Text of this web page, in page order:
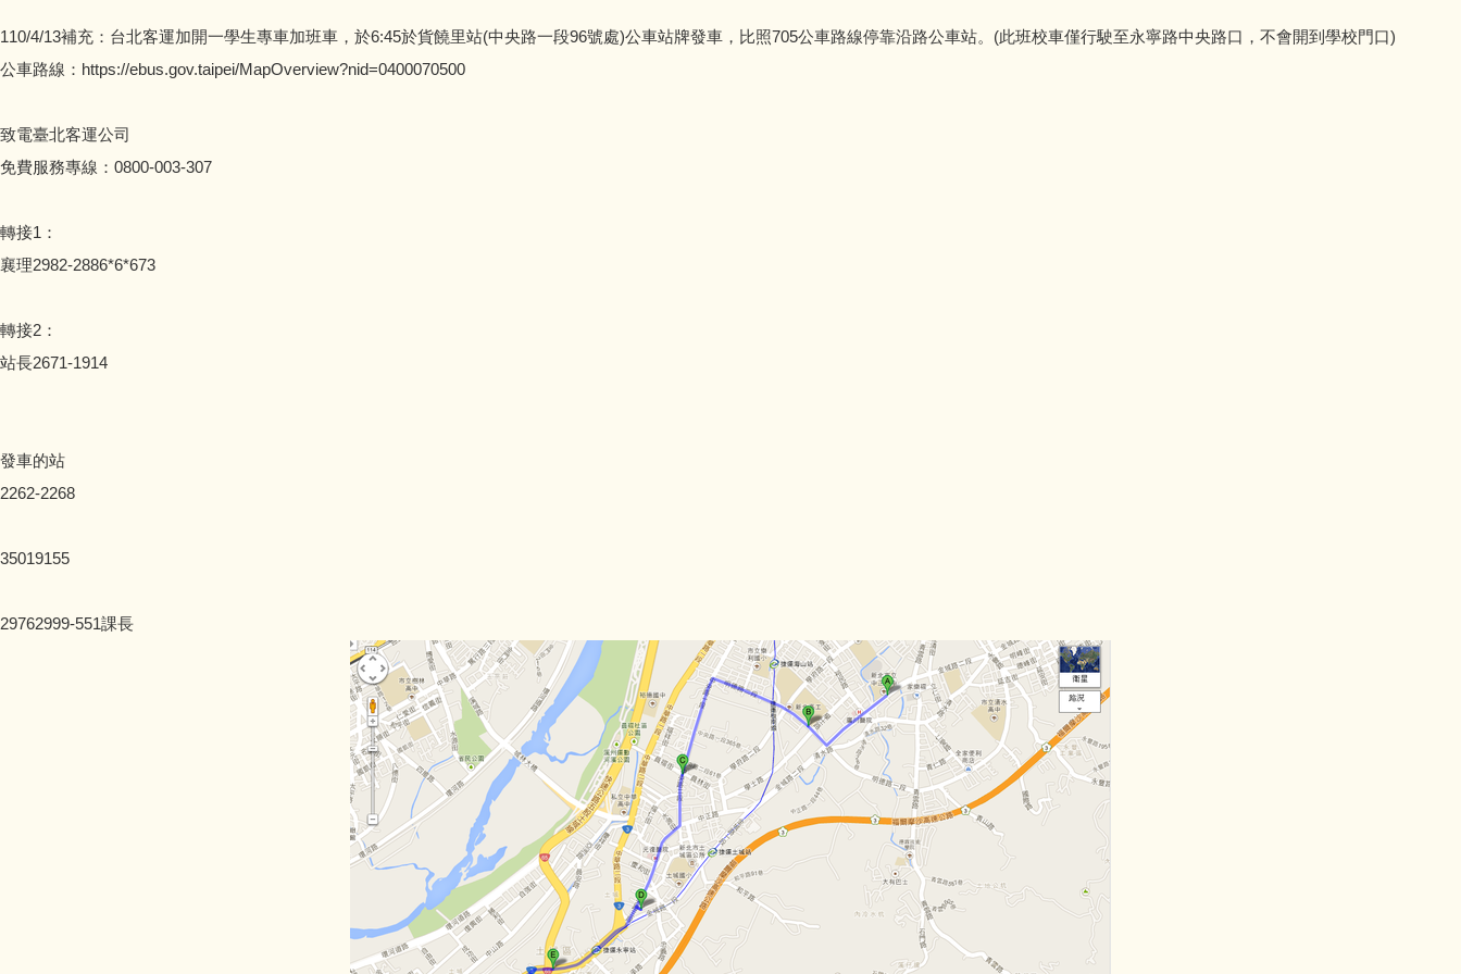
110/4/13補充：台北客運加開一學生專車加班車，於6:45於貨饒里站(中央路一段96號處)公車站牌發車，比照705公車路線停靠沿路公車站。(此班校車僅行駛至永寧路中央路口，不會開到學校門口)
公車路線：https://ebus.gov.taipei/MapOverview?nid=0400070500
致電臺北客運公司
免費服務專線：0800-003-307
轉接1：
襄理2982-2886*6*673
轉接2：
站長2671-1914
發車的站
2262-2268
35019155
29762999-551課長